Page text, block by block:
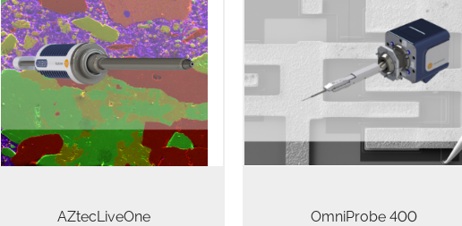
AZtecLiveOne software platform is
the ideal solution for carrying out a
complex task like EDS as quickly
and as easily as possible. No need
for substantial training or advanced
knowledge…
AZtecLiveOne
OmniProbe 400是第九代纳米操纵
手，采用压电驱动技术，可以实现纳
米级别的定位。 OmniProbe 400具有
很高的灵活性和性能，是高分辨率和
高效率的纳米操纵手。
OmniProbe 400